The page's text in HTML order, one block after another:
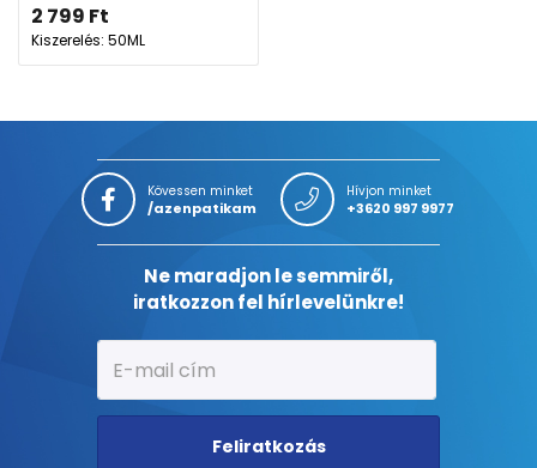
2 799 Ft
Kiszerelés: 50ML
Kövessen minket
/azenpatikam
Hívjon minket
+3620 997 9977
Ne maradjon le semmiről,
iratkozzon fel hírlevelünkre!
Feliratkozás